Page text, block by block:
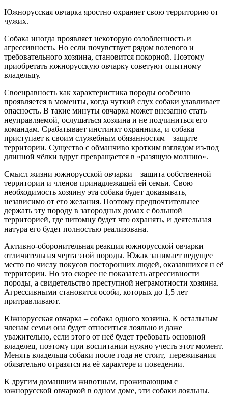
Южнорусская овчарка яростно охраняет свою территорию от
чужих.
Собака иногда проявляет некоторую озлобленность и
агрессивность. Но если почувствует рядом волевого и
требовательного хозяина, становится покорной. Поэтому
приобретать южнорусскую овчарку советуют опытному
владельцу.
Своенравность как характеристика породы особенно
проявляется в моменты, когда чуткий слух собаки улавливает
опасность. В такие минуты овчарка может внезапно стать
неуправляемой, ослушаться хозяина и не подчиниться его
командам. Срабатывает инстинкт охранника, и собака
приступает к своим служебным обязанностям – защите
территории. Существо с обманчиво кротким взглядом из-под
длинной чёлки вдруг превращается в «разящую молнию».
Смысл жизни южнорусской овчарки – защита собственной
территории и членов принадлежащей ей семьи. Свою
необходимость хозяину эта собака будет доказывать,
независимо от его желания. Поэтому предпочтительнее
держать эту породу в загородных домах с большой
территорией, где питомцу будет что охранять, и деятельная
натура его будет полностью реализована.
Активно-оборонительная реакция южнорусской овчарки –
отличительная черта этой породы. Южак занимает ведущее
место по числу покусов посторонних людей, оказавшихся н её
территории. Но это скорее не показатель агрессивности
породы, а свидетельство преступной неграмотности хозяина.
Агрессивными становятся особи, которых до 1,5 лет
притравливают.
Южнорусская овчарка – собака одного хозяина. К остальным
членам семьи она будет относиться лояльно и даже
уважительно, если этого от неё будет требовать основной
владелец, поэтому при воспитании нужно учесть этот момент.
Менять владельца собаки после года не стоит, переживания
обязательно отразятся на её характере и поведении.
К другим домашним животным, проживающим с
южнорусской овчаркой в одном доме, эти собаки лояльны.